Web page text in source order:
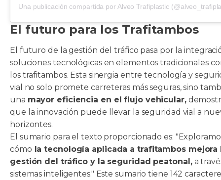
Una publicación compartida por Alveo Trafiplastic
El futuro para los Trafitambos
El futuro de la gestión del tráfico pasa por la
soluciones tecnológicas en elementos tradicionales
los trafitambos. Esta sinergia entre tecnología y
vial no solo promete carreteras más seguras, sino
una mayor eficiencia en el flujo vehicular,
que la innovación puede llevar la seguridad vial a
horizontes.
El sumario para el texto proporcionado es:
cómo la tecnología aplicada a trafitambos mejora
gestión del tráfico y la seguridad peatonal,a
sistemas inteligentes." Este sumario tiene 142